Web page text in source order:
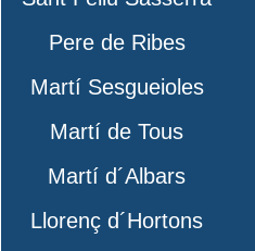
Pere de Ribes
Martí Sesgueioles
Martí de Tous
Martí d´Albars
Llorenç d´Hortons